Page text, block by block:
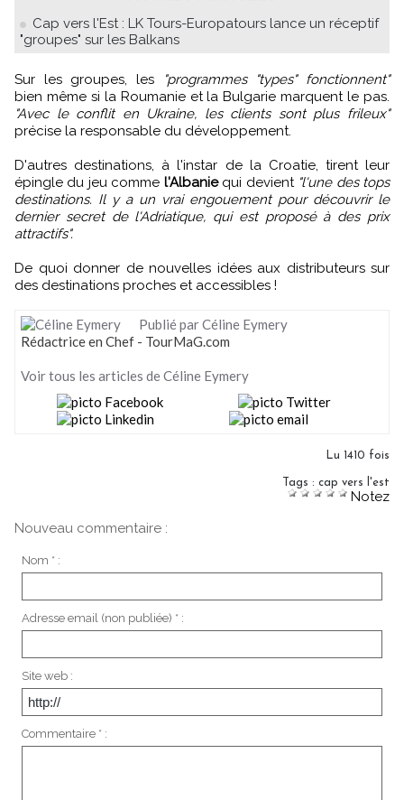
Cap vers l'Est : LK Tours-Europatours lance un réceptif
"groupes" sur les Balkans
Sur les groupes, les
"programmes "types" fonctionnent"
bien même si la Roumanie et la Bulgarie marquent le pas.
"Avec le conflit en Ukraine, les clients sont plus frileux"
précise la responsable du développement.
D'autres destinations, à l'instar de la Croatie, tirent leur
épingle du jeu comme l'Albaniequi devient "l'une des tops
destinations. Il y a un vrai engouement pour découvrir le
dernier secret de l'Adriatique, qui est proposé à des prix
attractifs".
De quoi donner de nouvelles idées aux distributeurs sur
des destinations proches et accessibles !
Publié par Céline Eymery
Rédactrice en Chef - TourMaG.com
Voir tous les articles de Céline Eymery
Lu 1410 fois
Tags : cap vers l'est
Notez
Nouveau commentaire :
Nom * :
Adresse email (non publiée) * :
Site web :
Commentaire * :